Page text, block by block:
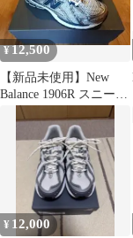
¥12,500
【新品未使用】New
Balance 1906R スニーカ
ー 25cm
¥ 12,000